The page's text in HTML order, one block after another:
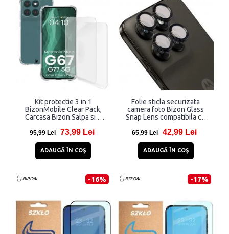
Kit protectie 3 in 1
BizonMobile Clear Pack,
Carcasa Bizon Salpa si 2
compatibil cu Motorola
Moto G67 5G / G77 5G,
Transparent
95,99 Lei 73,99 Lei
ADAUGĂ ÎN COŞ
Folie sticla securizata
camera foto Bizon Glass
Snap Lens compatibila cu
G77 5G, Negru
65,99 Lei 42,99 Lei
ADAUGĂ ÎN COŞ
-16% -17%